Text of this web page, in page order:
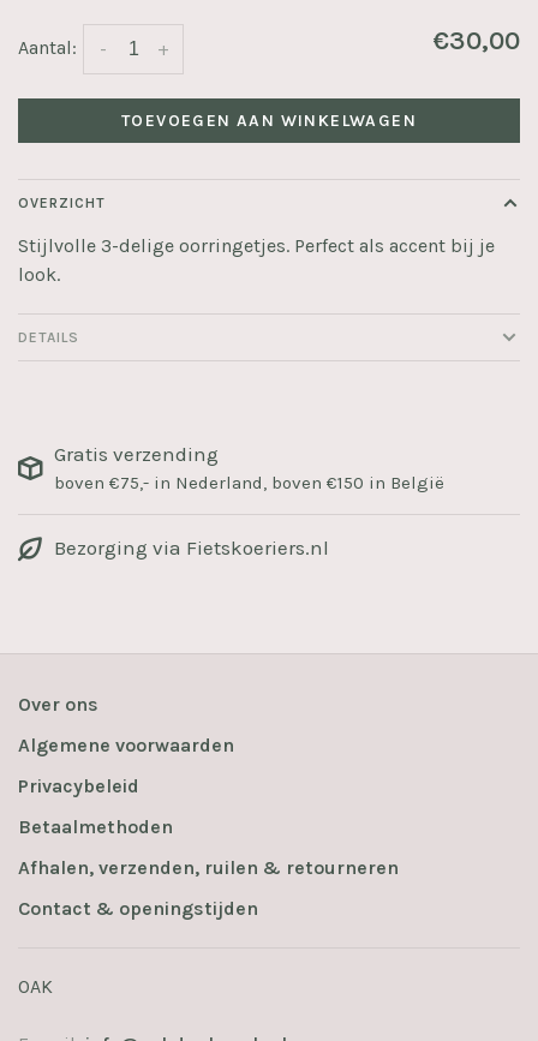
Aantal: +
- €30,00
TOEVOEGEN AAN WINKELWAGEN
OVERZICHT
Stijlvolle 3-delige oorringetjes. Perfect als accent bij je
look.
DETAILS
Gratis verzending
boven €75,- in Nederland, boven €150 in België
Bezorging via Fietskoeriers.nl
Over ons
Algemene voorwaarden
Privacybeleid
Betaalmethoden
Afhalen, verzenden, ruilen & retourneren
Contact & openingstijden
OAK